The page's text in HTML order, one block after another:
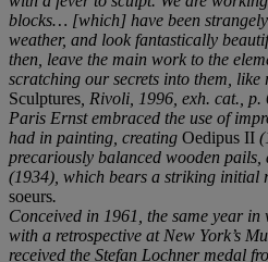
blocks… [which] have been
weather, and look fantastically
then, leave the main work to the
scratching our secrets into them, like
Sculptures , Rivoli, 1996, exh. cat., p.
Paris Ernst embraced the use of
had in painting, creating Oedipus II
precariously balanced wooden pails,
(1934), which bears a striking initial
soeurs.
Conceived in 1961, the same year
with a retrospective at New York’s
received the Stefan Lochner medal